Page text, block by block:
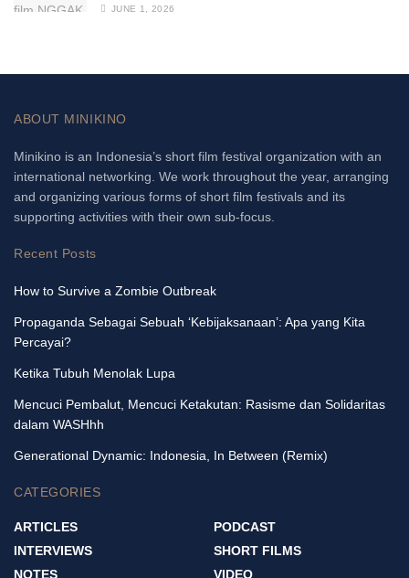
JUNE 1, 2026
ABOUT MINIKINO
Minikino is an Indonesia’s short film festival organization with an
international networking. We work throughout the year, arranging
and organizing various forms of short film festivals and its
supporting activities with their own sub-focus.
Recent Posts
How to Survive a Zombie Outbreak
Propaganda Sebagai Sebuah ‘Kebijaksanaan’: Apa yang Kita
Percayai?
Ketika Tubuh Menolak Lupa
Mencuci Pembalut, Mencuci Ketakutan: Rasisme dan Solidaritas
dalam WASHhh
Generational Dynamic: Indonesia, In Between (Remix)
CATEGORIES
ARTICLES
INTERVIEWS
NOTES
PODCAST
SHORT FILMS
VIDEO